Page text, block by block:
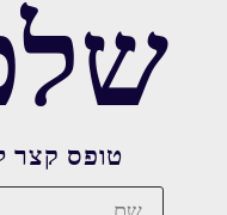
טופס קצר